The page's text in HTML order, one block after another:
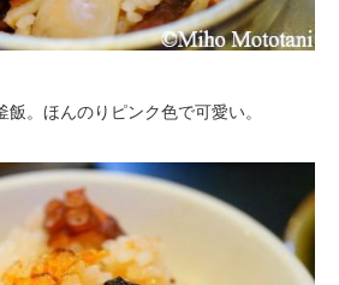
。ほんのりピンク色で可愛い。